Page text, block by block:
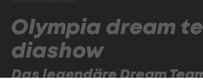
Olympia dream
diashow
Das legendäre Dream